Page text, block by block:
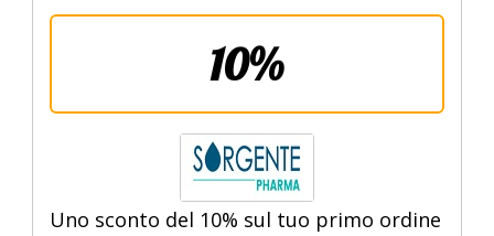
10%
Uno sconto del 10% sul tuo primo ordine